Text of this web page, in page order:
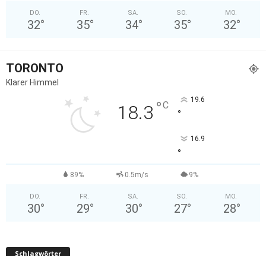
DO.
32°
FR.
35°
SA.
34°
SO.
35°
MO.
32°
TORONTO
Klarer Himmel
18.3 °C 19.6
°
16.9
°
89% 0.5m/s 9%
DO.
30°
FR.
29°
SA.
30°
SO.
27°
MO.
28°
Schlagwörter